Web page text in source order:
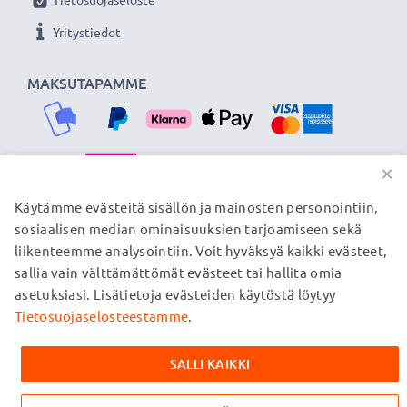
MAKSUTAPAMME
Yritystiedot
TOIMITUSKUMPPANIMME
© subtel.fi 2026
Kaikki hinnat sisältävät arvonlisäveron, mutta ei
toimituskuluja. Kaikki sivuillamme mainitut tavaramerkit ovat
verkkosivuillamme ainoastaan tuotteitamme koskevan
×
Käytämme evästeitä sisällön ja mainosten personointiin,
sosiaalisen median ominaisuuksien tarjoamiseen sekä
liikenteemme analysointiin. Voit hyväksyä kaikki evästeet,
sallia vain välttämättömät evästeet tai hallita omia
asetuksiasi. Lisätietoja evästeiden käytöstä löytyy
Tietosuojaselosteestamme.
SALLI KAIKKI